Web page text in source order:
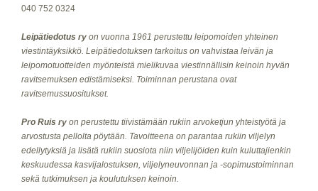
040 752 0324
Leipätiedotus ry on vuonna 1961 perustettu leipomoiden yhteinen
viestintäyksikkö. Leipätiedotuksen tarkoitus on vahvistaa leivän ja
leipomotuotteiden myönteistä mielikuvaa viestinnällisin keinoin hyvän
ravitsemuksen edistämiseksi. Toiminnan perustana ovat
ravitsemussuositukset.
Pro Ruis ry on perustettu tiivistämään rukiin arvoketjun yhteistyötä ja
arvostusta pellolta pöytään. Tavoitteena on parantaa rukiin viljelyn
edellytyksiä ja lisätä rukiin suosiota niin viljelijöiden kuin kuluttajienkin
keskuudessa kasvijalostuksen, viljelyneuvonnan ja -sopimustoiminnan
sekä tutkimuksen ja koulutuksen keinoin.